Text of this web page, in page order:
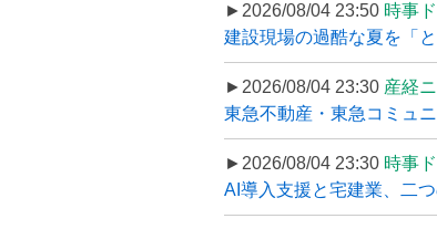
►2026/08/04 23:50 時事
建設現場の過酷な夏を「
►2026/08/04 23:30 産経
東急不動産・東急コミュ
►2026/08/04 23:30 時事
AI導入支援と宅建業、二